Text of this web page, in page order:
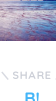
SHARE